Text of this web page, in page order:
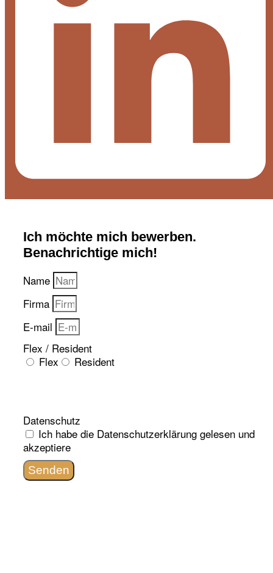
Ich möchte mich bewerben.
Benachrichtige mich!
Name
Firma
E-mail
Flex / Resident
Flex
Resident
Datenschutz
Ich habe die Datenschutzerklärung gelesen und
akzeptiere
Senden